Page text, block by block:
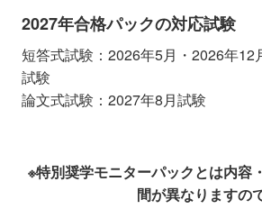
2027年合格パックの対応試験
短答式試験：2026年5月・2026年12
試験
論文式試験：2027年8月試験
※特別奨学モニターパックとは内容
間が異なりますの